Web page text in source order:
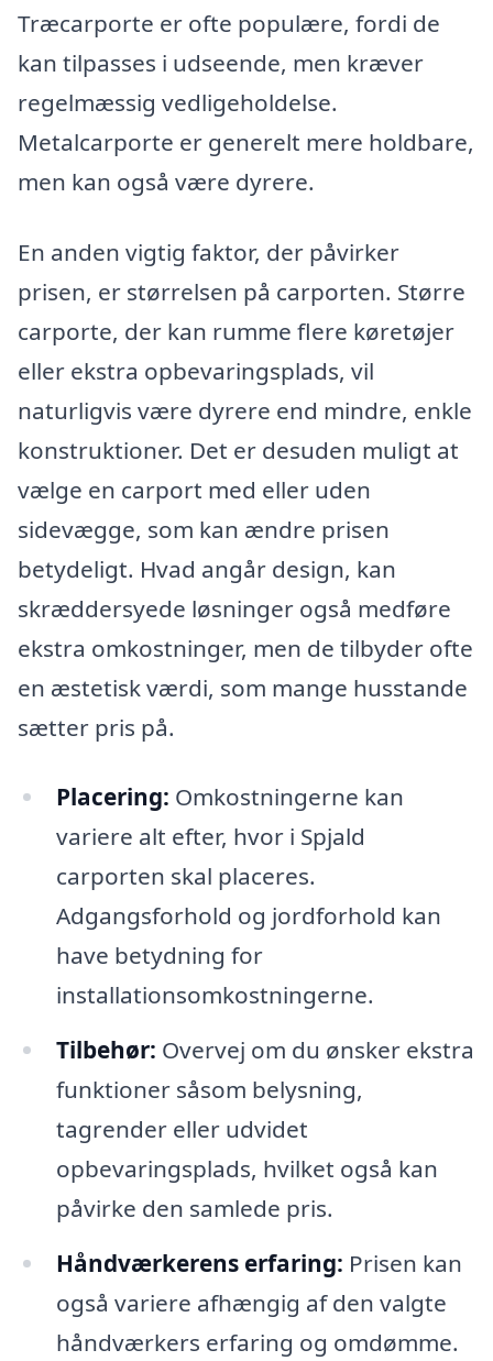
Træcarporte er ofte populære, fordi de
kan tilpasses i udseende, men kræver
regelmæssig vedligeholdelse.
Metalcarporte er generelt mere holdbare,
men kan også være dyrere.
En anden vigtig faktor, der påvirker
prisen, er størrelsen på carporten. Større
carporte, der kan rumme flere køretøjer
eller ekstra opbevaringsplads, vil
naturligvis være dyrere end mindre, enkle
konstruktioner. Det er desuden muligt at
vælge en carport med eller uden
sidevægge, som kan ændre prisen
betydeligt. Hvad angår design, kan
skræddersyede løsninger også medføre
ekstra omkostninger, men de tilbyder ofte
en æstetisk værdi, som mange husstande
sætter pris på.
Placering: Omkostningerne kan
variere alt efter, hvor i Spjald
carporten skal placeres.
Adgangsforhold og jordforhold kan
have betydning for
installationsomkostningerne.
Tilbehør: Overvej om du ønsker ekstra
funktioner såsom belysning,
tagrender eller udvidet
opbevaringsplads, hvilket også kan
påvirke den samlede pris.
Håndværkerens erfaring: Prisen kan
også variere afhængig af den valgte
håndværkers erfaring og omdømme.